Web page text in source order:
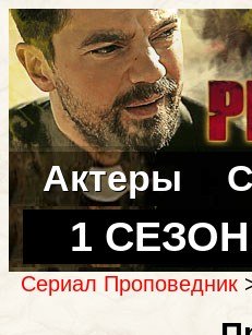
Актеры
1 СЕЗОН
Сериал Проповедник